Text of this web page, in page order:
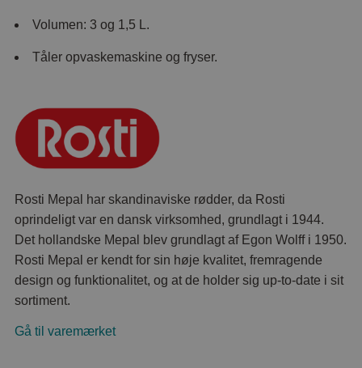
Volumen: 3 og 1,5 L.
Tåler opvaskemaskine og fryser.
Rosti Mepal har skandinaviske rødder, da Rosti
oprindeligt var en dansk virksomhed, grundlagt i 1944.
Det hollandske Mepal blev grundlagt af Egon Wolff i 1950.
Rosti Mepal er kendt for sin høje kvalitet, fremragende
design og funktionalitet, og at de holder sig up-to-date i sit
sortiment.
Gå til varemærket